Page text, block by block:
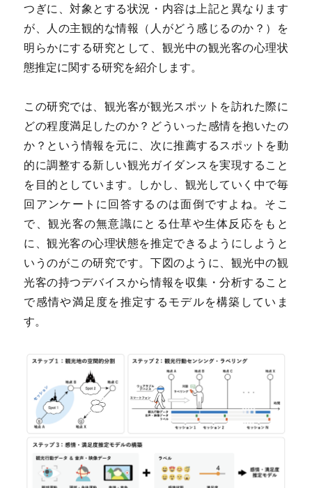
つぎに、対象とする状況・内容は上記と異なります
が、人の主観的な情報（人がどう感じるのか？）を
明らかにする研究として、観光中の観光客の心理状
態推定に関する研究を紹介します。
この研究では、観光客が観光スポットを訪れた際に
どの程度満足したのか？どういった感情を抱いたの
か？という情報を元に、次に推薦するスポットを動
的に調整する新しい観光ガイダンスを実現すること
を目的としています。しかし、観光していく中で毎
回アンケートに回答するのは面倒ですよね。そこ
で、観光客の無意識にとる仕草や生体反応をもと
に、観光客の心理状態を推定できるようにしようと
いうのがこの研究です。下図のように、観光中の観
光客の持つデバイスから情報を収集・分析すること
で感情や満足度を推定するモデルを構築していま
す。